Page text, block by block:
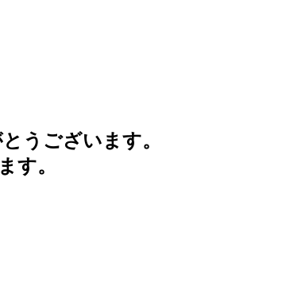
うございます。
す。